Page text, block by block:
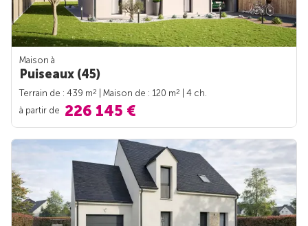
Maison à
Puiseaux (45)
Terrain de : 439 m2 | Maison de : 120 m2
| 4 ch.
à partir de 226 145 €